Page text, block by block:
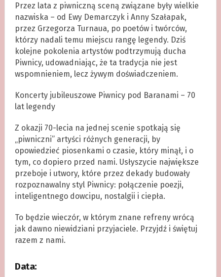
Przez lata z piwniczną sceną związane były wielkie
nazwiska – od Ewy Demarczyk i Anny Szałapak,
przez Grzegorza Turnaua, po poetów i twórców,
którzy nadali temu miejscu rangę legendy. Dziś
kolejne pokolenia artystów podtrzymują ducha
Piwnicy, udowadniając, że ta tradycja nie jest
wspomnieniem, lecz żywym doświadczeniem.
Koncerty jubileuszowe Piwnicy pod Baranami – 70
lat legendy
Z okazji 70-lecia na jednej scenie spotkają się
„piwniczni” artyści różnych generacji, by
opowiedzieć piosenkami o czasie, który minął, i o
tym, co dopiero przed nami. Usłyszycie największe
przeboje i utwory, które przez dekady budowały
rozpoznawalny styl Piwnicy: połączenie poezji,
inteligentnego dowcipu, nostalgii i ciepła.
To będzie wieczór, w którym znane refreny wrócą
jak dawno niewidziani przyjaciele. Przyjdź i świętuj
razem z nami.
Data: